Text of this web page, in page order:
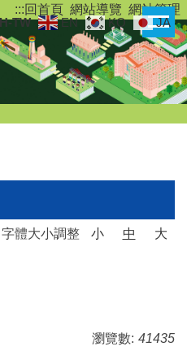
:::回首頁 網站導覽 網站管理
TW
EN KO JA
字體大小調整 小 中
大
瀏覽數: 41435